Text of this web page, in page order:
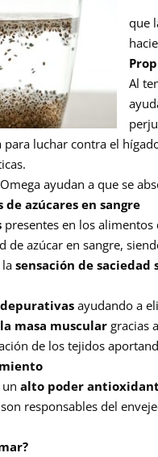
que
Al
para luchar contra el
ayudan a que se
azúcares en sangre
presentes en los
de azúcar en sangre,
lasensación de saciedad
ayudando a
masa muscular gracias
de los tejidos
unalto poder
responsables del